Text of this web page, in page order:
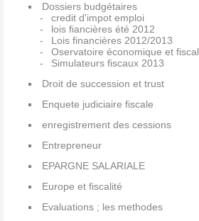
Dossiers budgétaires
credit d'impot emploi
lois fiancières été 2012
Lois financières 2012/2013
Oservatoire économique et fiscal
Simulateurs fiscaux 2013
Droit de succession et trust
Enquete judiciaire fiscale
enregistrement des cessions
Entrepreneur
EPARGNE SALARIALE
Europe et fiscalité
Evaluations ; les methodes